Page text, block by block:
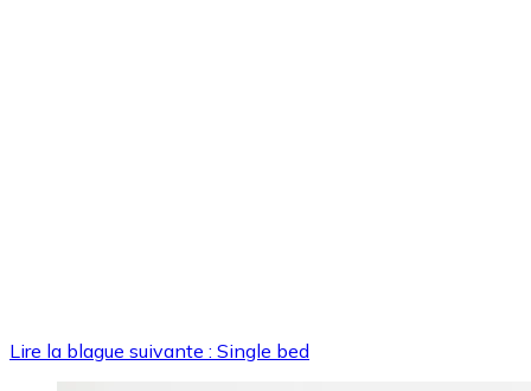
Lire la blague suivante : Single bed